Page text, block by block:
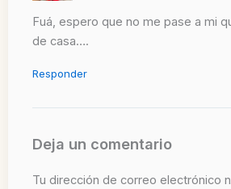
Fuá, espero que no me pase a mi
de casa….
Responder
Deja un comentario
Tu dirección de correo electrónico